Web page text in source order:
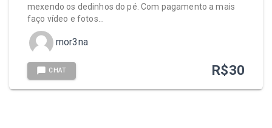
mexendo os dedinhos do pé. Com pagamento a mais
faço vídeo e fotos…
mor3na
CHAT R$30